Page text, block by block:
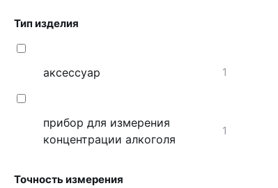
Тип изделия
аксессуар 1
прибор для измерения
концентрации алкоголя
1
Точность измерения